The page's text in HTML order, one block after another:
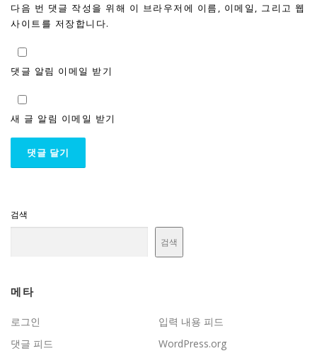
다음 번 댓글 작성을 위해 이 브라우저에 이름, 이메일, 그리고 웹
사이트를 저장합니다.
댓글 알림 이메일 받기
새 글 알림 이메일 받기
검색
검색
메타
로그인
입력 내용 피드
댓글 피드
WordPress.org